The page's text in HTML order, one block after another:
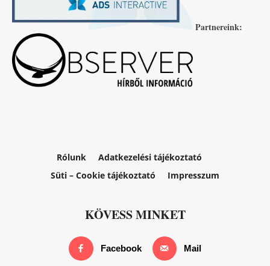
Partnereink:
Rólunk
Adatkezelési tájékoztató
Süti – Cookie tájékoztató
Impresszum
KÖVESS MINKET
Facebook Mail